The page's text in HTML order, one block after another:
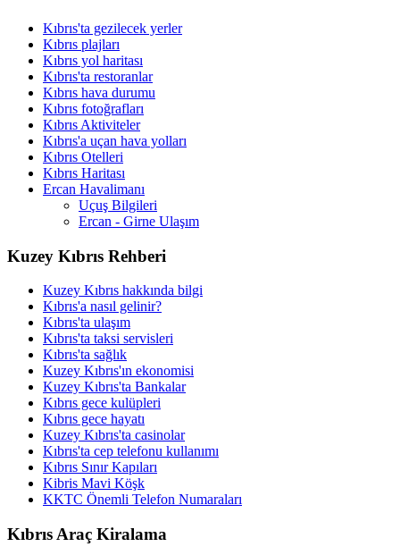
Kıbrıs'ta gezilecek yerler
Kıbrıs plajları
Kıbrıs yol haritası
Kıbrıs'ta restoranlar
Kıbrıs hava durumu
Kıbrıs fotoğrafları
Kıbrıs Aktiviteler
Kıbrıs'a uçan hava yolları
Kıbrıs Otelleri
Kıbrıs Haritası
Ercan Havalimanı
Uçuş Bilgileri
Ercan - Girne Ulaşım
Kuzey Kıbrıs Rehberi
Kuzey Kıbrıs hakkında bilgi
Kıbrıs'a nasıl gelinir?
Kıbrıs'ta ulaşım
Kıbrıs'ta taksi servisleri
Kıbrıs'ta sağlık
Kuzey Kıbrıs'ın ekonomisi
Kuzey Kıbrıs'ta Bankalar
Kıbrıs gece kulüpleri
Kıbrıs gece hayatı
Kuzey Kıbrıs'ta casinolar
Kıbrıs'ta cep telefonu kullanımı
Kıbrıs Sınır Kapıları
Kibris Mavi Köşk
KKTC Önemli Telefon Numaraları
Kıbrıs Araç Kiralama